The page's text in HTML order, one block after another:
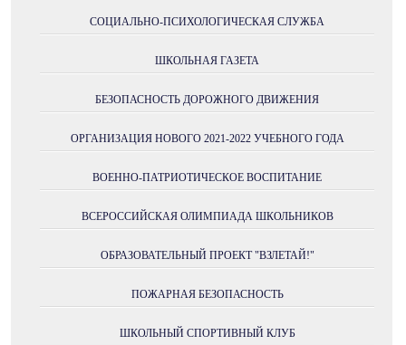
СОЦИАЛЬНО-ПСИХОЛОГИЧЕСКАЯ СЛУЖБА
ШКОЛЬНАЯ ГАЗЕТА
БЕЗОПАСНОСТЬ ДОРОЖНОГО ДВИЖЕНИЯ
ОРГАНИЗАЦИЯ НОВОГО 2021-2022 УЧЕБНОГО ГОДА
ВОЕННО-ПАТРИОТИЧЕСКОЕ ВОСПИТАНИЕ
ВСЕРОССИЙСКАЯ ОЛИМПИАДА ШКОЛЬНИКОВ
ОБРАЗОВАТЕЛЬНЫЙ ПРОЕКТ "ВЗЛЕТАЙ!"
ПОЖАРНАЯ БЕЗОПАСНОСТЬ
ШКОЛЬНЫЙ СПОРТИВНЫЙ КЛУБ